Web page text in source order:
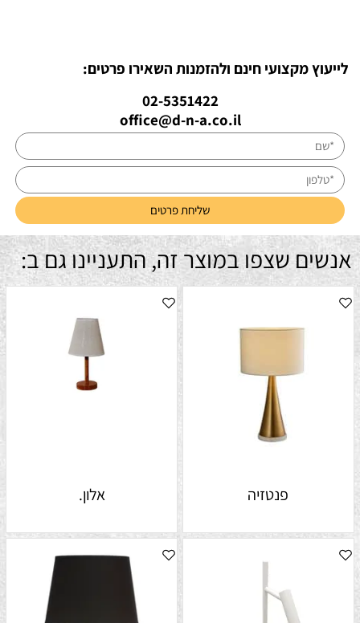
לייעוץ מקצועי חינם ולהזמנות השאירו פרטים:
02-5351422
office@d-n-a.co.il
אנשים שצפו במוצר זה, התעניינו גם ב:
פנטזיה אלון.